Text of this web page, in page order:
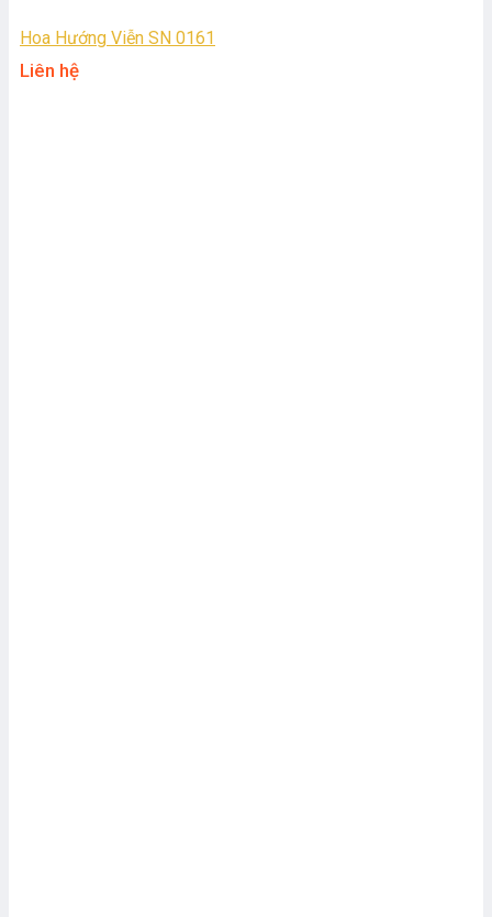
Hoa Hướng Viễn SN 0161
Liên hệ